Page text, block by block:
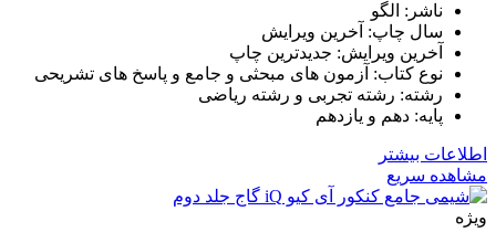
ناشر: الگو
سال چاپ: آخرین ویرایش
آخرین ویرایش: جدیدترین چاپ
نوع کتاب: آزمون های مبحثی و جامع و پاسخ های تشریحی
رشته: رشته تجربی و رشته ریاضی
پایه: دهم و یازدهم
اطلاعات بیشتر
مشاهده سریع
ویژه